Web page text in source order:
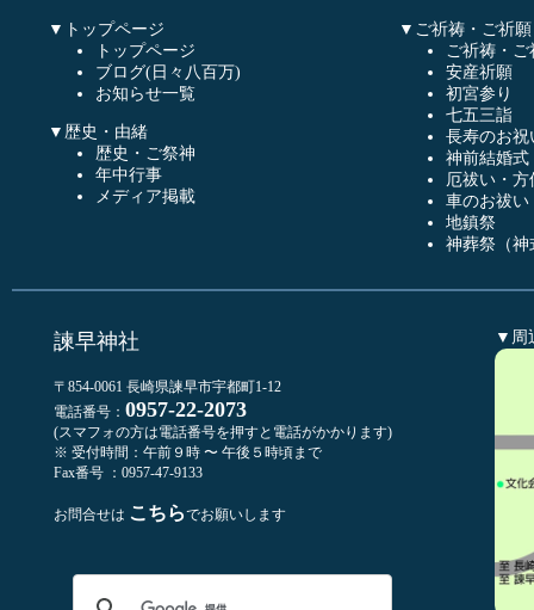
▼トップページ
トップページ
ブログ(日々八百万)
お知らせ一覧
▼歴史・由緒
歴史・ご祭神
年中行事
メディア掲載
▼ご祈祷・ご祈願
ご祈祷・ご
安産祈願
初宮参り
七五三詣
長寿のお祝
神前結婚式
厄祓い・方
車のお祓い
地鎮祭
神葬祭（神
諫早神社
〒854-0061 長崎県諫早市宇都町1-12
電話番号： 0957-22-2073
(スマフォの方は電話番号を押すと電話がかかります)
※ 受付時間：午前９時 〜 午後５時頃まで
Fax番号 ：0957-47-9133
お問合せは こちらでお願いします
▼周